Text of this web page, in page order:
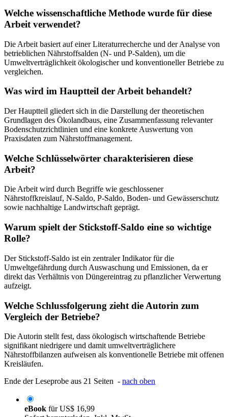
Welche wissenschaftliche Methode wurde für diese
Arbeit verwendet?
Die Arbeit basiert auf einer Literaturrecherche und der Analyse von
betrieblichen Nährstoffsalden (N- und P-Salden), um die
Umweltverträglichkeit ökologischer und konventioneller Betriebe zu
vergleichen.
Was wird im Hauptteil der Arbeit behandelt?
Der Hauptteil gliedert sich in die Darstellung der theoretischen
Grundlagen des Ökolandbaus, eine Zusammenfassung relevanter
Bodenschutzrichtlinien und eine konkrete Auswertung von
Praxisdaten zum Nährstoffmanagement.
Welche Schlüsselwörter charakterisieren diese
Arbeit?
Die Arbeit wird durch Begriffe wie geschlossener
Nährstoffkreislauf, N-Saldo, P-Saldo, Boden- und Gewässerschutz
sowie nachhaltige Landwirtschaft geprägt.
Warum spielt der Stickstoff-Saldo eine so wichtige
Rolle?
Der Stickstoff-Saldo ist ein zentraler Indikator für die
Umweltgefährdung durch Auswaschung und Emissionen, da er
direkt das Verhältnis von Düngereintrag zu pflanzlicher Verwertung
aufzeigt.
Welche Schlussfolgerung zieht die Autorin zum
Vergleich der Betriebe?
Die Autorin stellt fest, dass ökologisch wirtschaftende Betriebe
signifikant niedrigere und damit umweltverträglichere
Nährstoffbilanzen aufweisen als konventionelle Betriebe mit offenen
Kreisläufen.
Ende der Leseprobe aus 21 Seiten - nach oben
eBook fürUS$ 16,99